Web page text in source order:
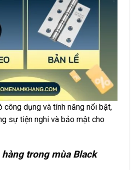
công dụng và tính năng nổi bật,
sự tiện nghi và bảo mật cho
trong mùa Black